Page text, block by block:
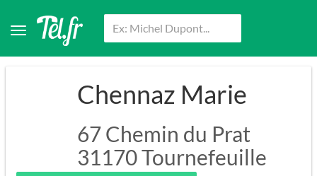
Chennaz Marie
67 Chemin du Prat
31170Tournefeuille